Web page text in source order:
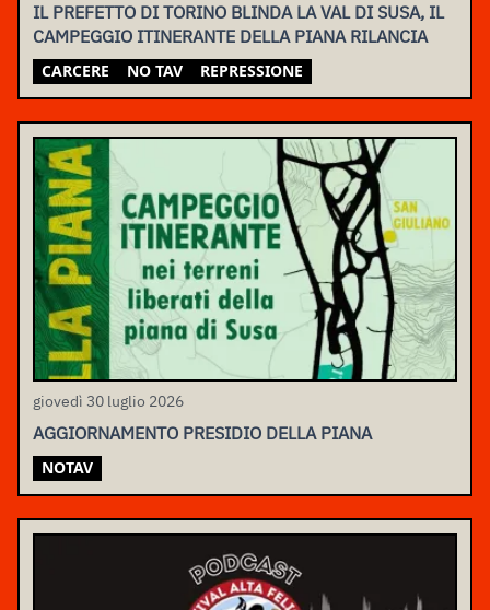
IL PREFETTO DI TORINO BLINDA LA VAL DI SUSA, IL
CAMPEGGIO ITINERANTE DELLA PIANA RILANCIA
CARCERE NO TAV REPRESSIONE
giovedì 30 luglio 2026
AGGIORNAMENTO PRESIDIO DELLA PIANA
NOTAV